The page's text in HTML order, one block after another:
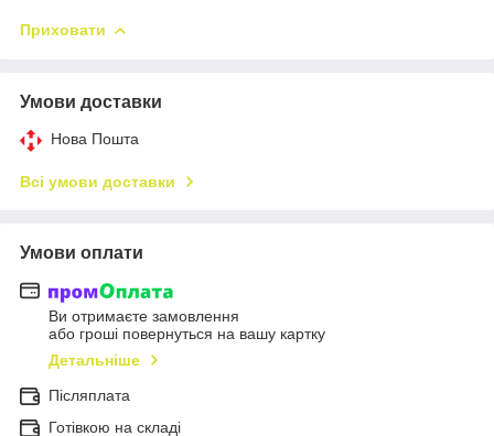
Приховати
Умови доставки
Нова Пошта
Всі умови доставки
Умови оплати
Ви отримаєте замовлення
або гроші повернуться на вашу картку
Детальніше
Післяплата
Готівкою на складі